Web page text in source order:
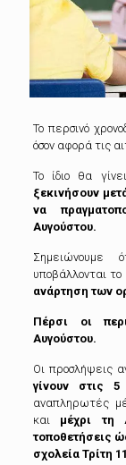
Το περσινό
όσον αφορά τις
Το ίδιο θα
ξεκινήσουν
να
Αυγούστου.
Σημειώνουμε
υποβάλλονται
ανάρτηση των
Πέρσι οι
Αυγούστου.
Οι προσλήψεις
γίνουν στις 5
αναπληρωτές
και μέχρι τη
τοποθετήσεις
σχολεία Τρίτη